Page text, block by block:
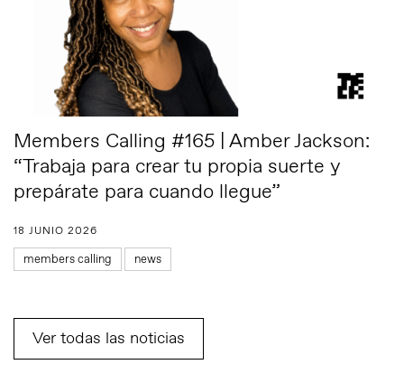
Members Calling #165 | Amber Jackson:
“Trabaja para crear tu propia suerte y
prepárate para cuando llegue”
18 JUNIO 2026
members calling news
Ver todas las noticias